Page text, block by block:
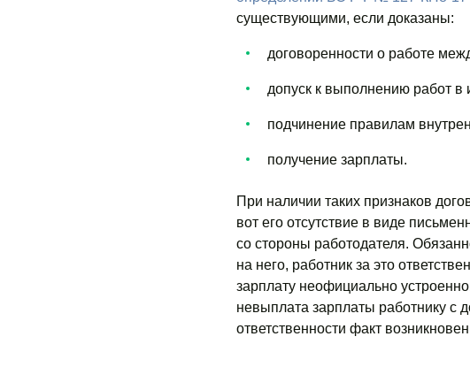
существующими, если доказаны:
договоренности о работе
допуск к выполнению работ в
подчинение правилам
получение зарплаты.
При наличии таких признаков
вот его отсутствие в виде
со стороны работодателя.
на него, работник за это
зарплату неофициально
невыплата зарплаты работнику с
ответственности факт